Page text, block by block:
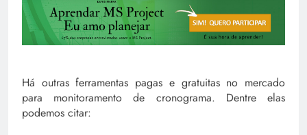
Há outras ferramentas pagas e gratuitas no mercado
para monitoramento de cronograma. Dentre elas
podemos citar: